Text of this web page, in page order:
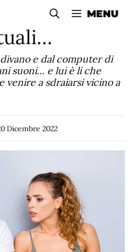
MENU
e dal computer di
suoni… e lui è li che
venire a sdraiarsi vicino a
Dicembre 2022